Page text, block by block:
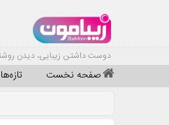
دوست داشتن زیبایی، دیدن
صفحه نخست تازه‌ها